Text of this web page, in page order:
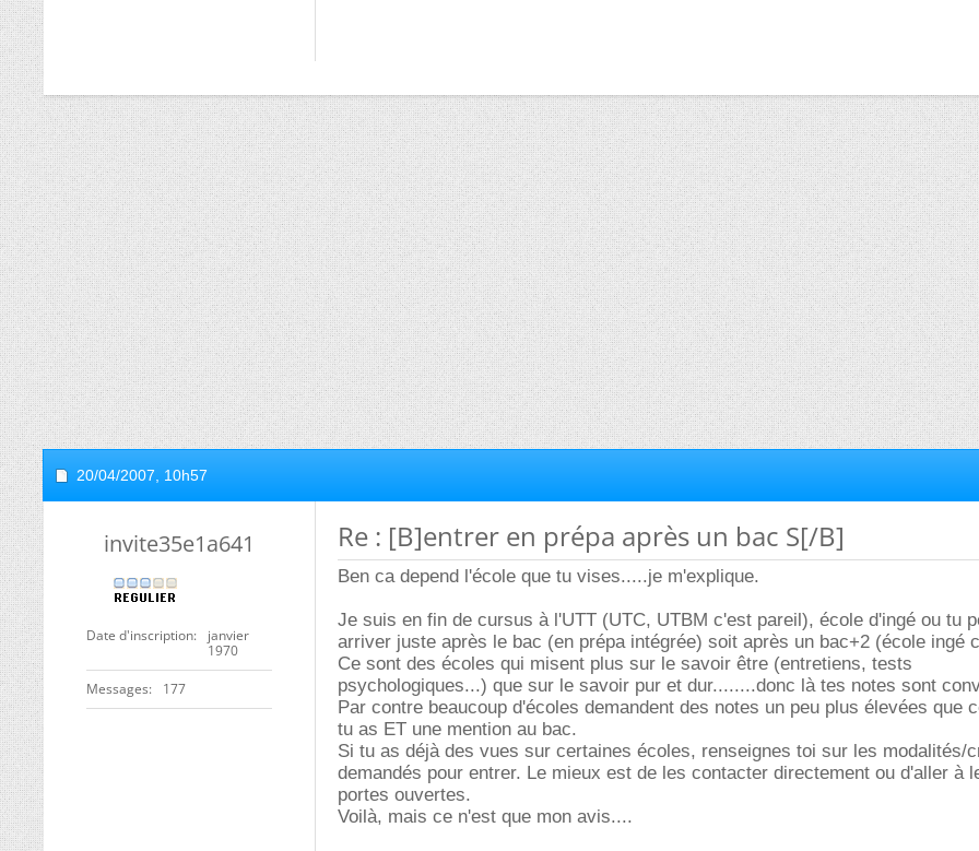
20/04/2007, 10h57
invite35e1a641
Date d'inscription
janvier
1970
Messages 177
Re : [B]entrer en prépa après un bac S[/B]
Ben ca depend l'école que tu vises.....je m'explique.
Je suis en fin de cursus à l'UTT (UTC, UTBM c'est pareil), école d'ingé ou tu
arriver juste après le bac (en prépa intégrée) soit après un bac+2 (école ingé
Ce sont des écoles qui misent plus sur le savoir être (entretiens, tests
psychologiques...) que sur le savoir pur et dur........donc là tes notes sont
Par contre beaucoup d'écoles demandent des notes un peu plus élevées que
tu as ET une mention au bac.
Si tu as déjà des vues sur certaines écoles, renseignes toi sur les modalités/
demandés pour entrer. Le mieux est de les contacter directement ou d'aller à
portes ouvertes.
Voilà, mais ce n'est que mon avis....